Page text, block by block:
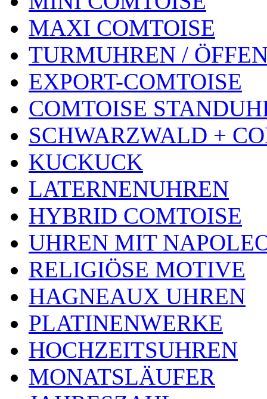
MAXI COMTOISE
TURMUHREN /
EXPORT-COMTOISE
COMTOISE
SCHWARZWALD +
KUCKUCK
LATERNENUHREN
HYBRID COMTOISE
UHREN MIT
RELIGIÖSE MOTIVE
HAGNEAUX UHREN
PLATINENWERKE
HOCHZEITSUHREN
MONATSLÄUFER